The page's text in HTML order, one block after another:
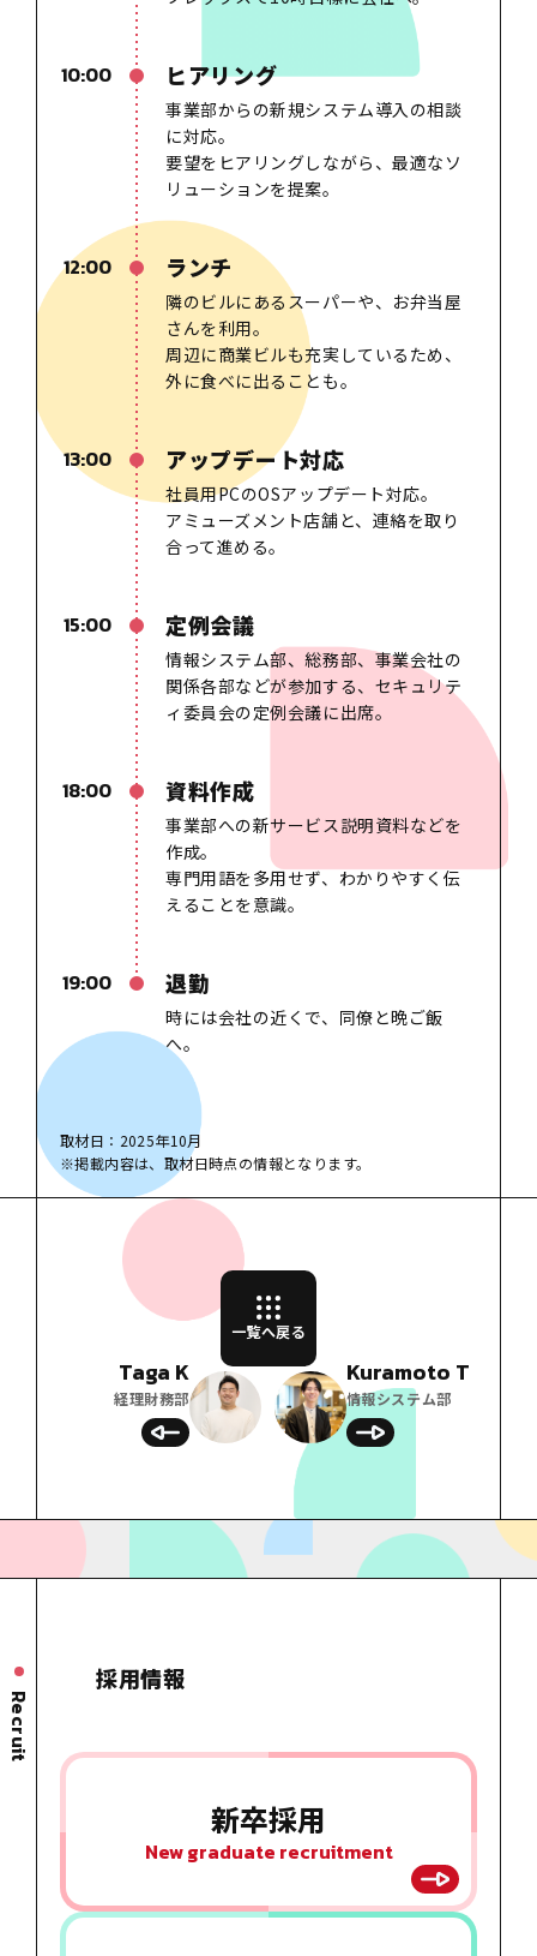
10:00 ヒアリング
事業部からの新規システム導入の相談
に対応。
要望をヒアリングしながら、最適なソ
リューションを提案。
12:00 ランチ
隣のビルにあるスーパーや、お弁当屋
さんを利用。
周辺に商業ビルも充実しているため、
外に食べに出ることも。
13:00 アップデート対応
社員用PCのOSアップデート対応。
アミューズメント店舗と、連絡を取り
合って進める。
15:00 定例会議
情報システム部、総務部、事業会社の
関係各部などが参加する、 セキュリテ
ィ委員会の定例会議に出席。
18:00 資料作成
事業部への新サービス説明資料などを
作成。
専門用語を多用せず、わかりやすく伝
えることを意識。
19:00 退勤
時には会社の近くで、同僚と晩ご飯
へ。
取材日：2025年10月
※掲載内容は、取材日時点の情報となります。
一覧へ戻る
Taga K
経理財務部
Kuramoto T
情報システム部
Recruit
採用情報
新卒採用
New graduate recruitment